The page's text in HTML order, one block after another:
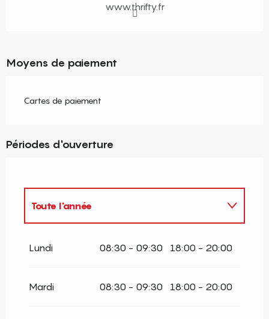
www.thrifty.fr
Moyens de paiement
Cartes de paiement
Périodes d'ouverture
Toute l'année
Lundi 08:30 - 09:30 18:00 - 20:00
Mardi 08:30 - 09:30 18:00 - 20:00